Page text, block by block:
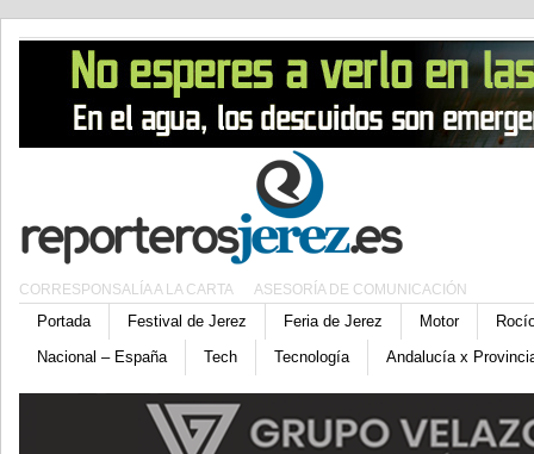
CORRESPONSALÍA A LA CARTA ASESORÍA DE COMUNICACIÓN
Portada Festival de Jerez Feria de Jerez Motor
Nacional – España
Tech Tecnología Andalucía x